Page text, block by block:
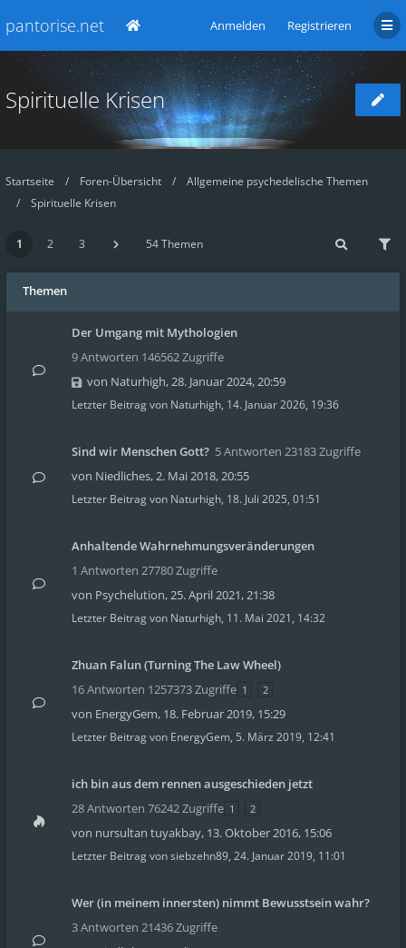
pantorise.net Anmelden Registrieren
Spirituelle Krisen
Startseite Foren-Übersicht
Allgemeine psychedelische Themen
Spirituelle Krisen
1 2 3 54 Themen
Themen
Der Umgang mit Mythologien
9 Antworten 146562 Zugriffe
von Naturhigh,28. Januar 2024, 20:59
Letzter Beitrag von Naturhigh, 14. Januar 2026, 19:36
Sind wir Menschen Gott? 5 Antworten 23183 Zugriffe
von Niedliches,2. Mai 2018, 20:55
Letzter Beitrag von Naturhigh, 18. Juli 2025, 01:51
Anhaltende Wahrnehmungsveränderungen
1 Antworten 27780 Zugriffe
von Psychelution,25. April 2021, 21:38
Letzter Beitrag von Naturhigh, 11. Mai 2021, 14:32
Zhuan Falun (Turning The Law Wheel)
16 Antworten 1257373 Zugriffe 1 2
von EnergyGem, 18. Februar 2019, 15:29
Letzter Beitrag von EnergyGem, 5. März 2019, 12:41
ich bin aus dem rennen ausgeschieden jetzt
28 Antworten 76242 Zugriffe 1 2
von nursultan tuyakbay, 13. Oktober 2016, 15:06
Letzter Beitrag vonsiebzehn89, 24. Januar 2019, 11:01
Wer (in meinem innersten) nimmt Bewusstsein wahr?
3 Antworten 21436 Zugriffe